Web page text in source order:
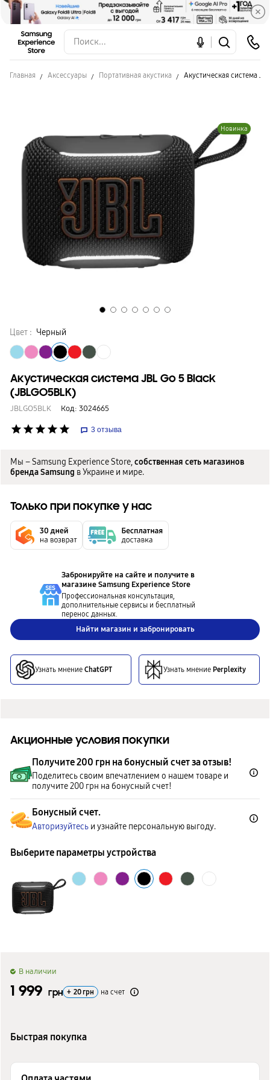
Главная Аксессуары Портативная акустика Акустическая система
Новинка
Цвет : Черный
Акустическая система JBL Go 5 Black
(JBLGO5BLK)
JBLGO5BLK Код: 3024665
star star star star star 3 отзыва
Мы – Samsung Experience Store,собственная сеть магазинов
бренда Samsung в Украине и мире.
Только при покупке у нас
Забронируйте на сайте и получите в
магазинеSamsung Experience Store
Профессиональная консультация,
дополнительные сервисы и бесплатный
перенос данных.
Найти магазин и забронировать
Узнать мнение ChatGPT Узнать мнение Perplexity
Акционные условия покупки
Получите 200 грн на бонусный счет за отзыв!
Поделитесь своим впечатлением о нашем товаре и
получите 200 грн на бонусный счет!
Бонусный счет.
Авторизуйтесь и узнайте персональную выгоду.
Выберите параметры устройства
B наличии
1 999 грн + 20 грн на счет
Быстрая покупка